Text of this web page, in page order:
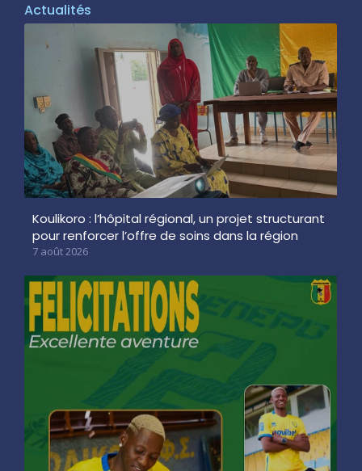
Actualités
Koulikoro : l’hôpital régional, un projet structurant
pour renforcer l’offre de soins dans la région
7 août 2026